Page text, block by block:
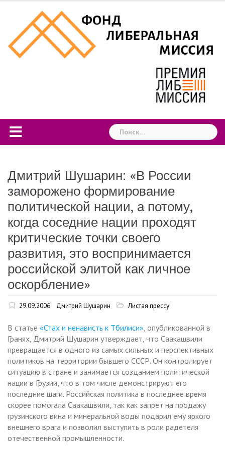
content
Найти:
Дмитрий Шушарин: «В России
заморожено формирование
политической нации, а потому,
когда соседние нации проходят
критические точки своего
развития, это воспринимается
российской элитой как личное
оскорбление»
29.09.2006 Дмитрий Шушарин Листая прессу
В статье «Стах и ненависть к Тбилиси» , опубликованной в
Гранях, Дмитрий Шушарин утверждает, что Саакашвили
превращается в одного из самых сильных и перспективных
политиков на территории бывшего СССР. Он контролирует
ситуацию в стране и занимается созданием политической
нации в Грузии, что в том числе демонстрируют его
последние шаги. Российская политика в последнее время
скорее помогала Саакашвили, так как запрет на продажу
грузинского вина и минеральной воды подарил ему яркого
внешнего врага и позволил выступить в роли радетеля
отечественной промышленности.